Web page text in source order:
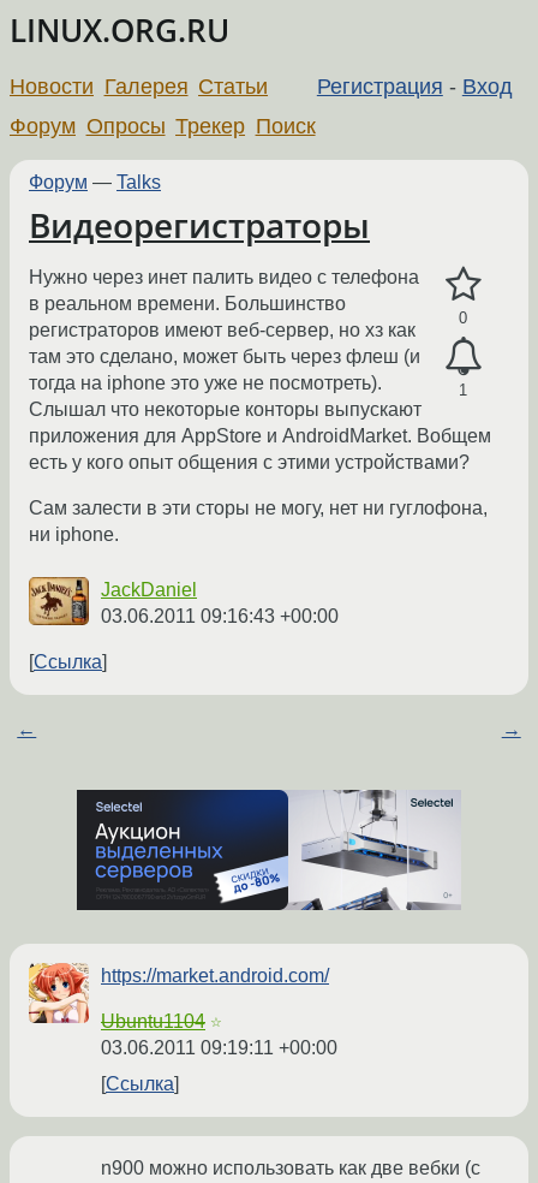
LINUX.ORG.RU
Регистрация - Вход
Новости Галерея Статьи
Форум Опросы Трекер Поиск
Форум — Talks
Видеорегистраторы
0
1
Нужно через инет палить видео с телефона
в реальном времени. Большинство
регистраторов имеют веб-сервер, но хз как
там это сделано, может быть через флеш (и
тогда на iphone это уже не посмотреть).
Слышал что некоторые конторы выпускают
приложения для AppStore и AndroidMarket. Вобщем
есть у кого опыт общения с этими устройствами?
Сам залести в эти сторы не могу, нет ни гуглофона,
ни iphone.
JackDaniel
03.06.2011 09:16:43 +00:00
Ссылка
← →
https://market.android.com/
Ubuntu1104 ☆
03.06.2011 09:19:11 +00:00
Ссылка
n900 можно использовать как две вебки (с